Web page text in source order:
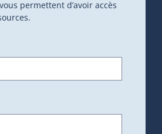
permettent d’avoir accès